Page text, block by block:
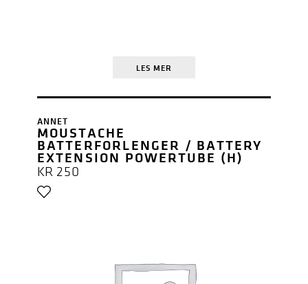
LES MER
ANNET
MOUSTACHE
BATTERFORLENGER / BATTERY
EXTENSION POWERTUBE (H)
KR 250